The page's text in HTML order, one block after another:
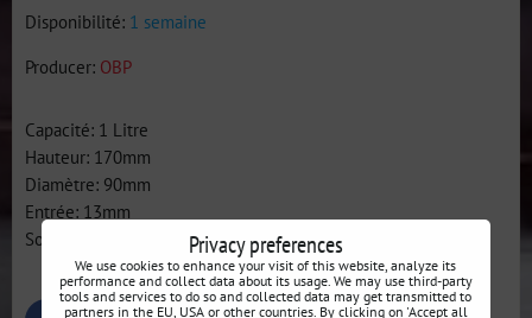
Disponibilité: 1 semaine
Producer: OBP
Capacité: 1 Litre
Hauteur: 170mm
Diamètre: 90mm
Entrée: 13mm
Sortie 13mm
Privacy preferences
We use cookies to enhance your visit of this website, analyze its
performance and collect data about its usage. We may use third-party
tools and services to do so and collected data may get transmitted to
partners in the EU, USA or other countries. By clicking on 'Accept all